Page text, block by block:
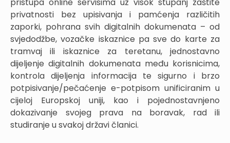
privatnosti bez upisivanja i pamćenja različitih
zaporki, pohrana svih digitalnih dokumenata – od
svjedodžbe, vozačke iskaznice pa sve do karte za
tramvaj ili iskaznice za teretanu, jednostavno
dijeljenje digitalnih dokumenata među korisnicima,
kontrola dijeljenja informacija te sigurno i brzo
potpisivanje/pečaćenje e-potpisom unificiranim u
cijeloj Europskoj uniji, kao i pojednostavnjeno
dokazivanje svojeg prava na boravak, rad ili
studiranje u svakoj državi članici.